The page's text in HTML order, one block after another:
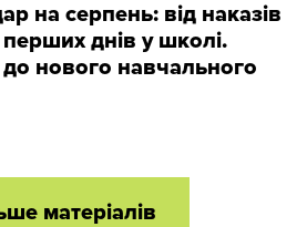
на серпень: від наказів
перших днів у школі.
нового навчального
матеріалів